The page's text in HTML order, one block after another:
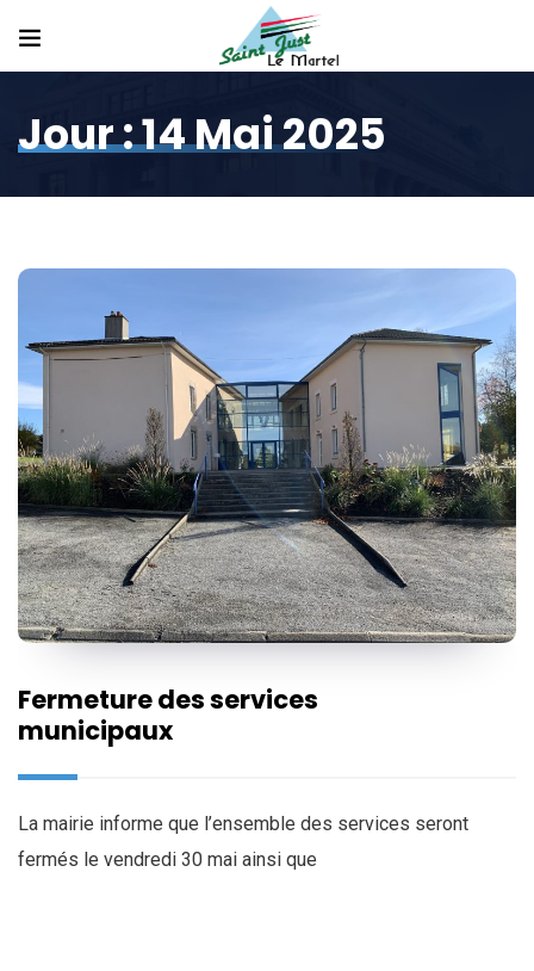
Jour :14 Mai 2025
Fermeture des services
municipaux
La mairie informe que l’ensemble des services seront
fermés le vendredi 30 mai ainsi que